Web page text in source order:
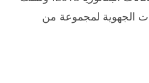
الجهوية لمجموعة من